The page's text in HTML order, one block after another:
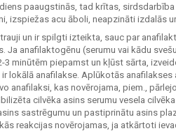
paaugstinās, tad krītas,
izspiežas acu āboli, neapzināti izdalās
un ir spilgti izteikta, sauc par
Ja anafilaktogēnu (serumu vai kādu
3 minūtēm piepamst un kļūst sārta,
lokālā anafilakse. Aplūkotās anafilakses
anafilaksi, kas novērojama, piem.,
cilvēka asins serumu vesela
sastrēgumu un pastiprinātu asins
reakcijas novērojamas, ja atkārtoti